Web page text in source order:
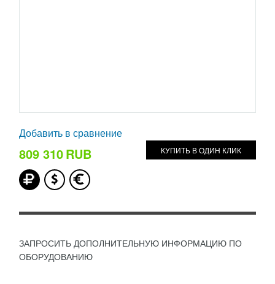
Добавить в сравнение
809 310RUB КУПИТЬ В ОДИН КЛИК
ЗАПРОСИТЬ ДОПОЛНИТЕЛЬНУЮ ИНФОРМАЦИЮ ПО
ОБОРУДОВАНИЮ